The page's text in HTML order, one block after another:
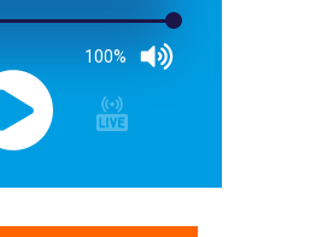
100%